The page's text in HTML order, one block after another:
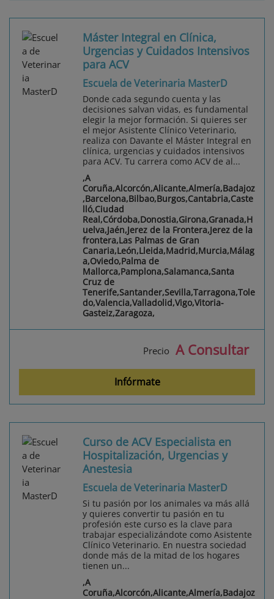
Máster Integral en Clínica,
Urgencias y Cuidados Intensivos
para ACV
Escuela de Veterinaria MasterD
Donde cada segundo cuenta y las
decisiones salvan vidas, es fundamental
elegir la mejor formación. Si quieres ser
el mejor Asistente Clínico Veterinario,
realiza con Davante el Máster Integral en
clínica, urgencias y cuidados intensivos
para ACV. Tu carrera como ACV de al...
,A
Coruña,Alcorcón,Alicante,Almería,Badajoz
,Barcelona,Bilbao,Burgos,Cantabria,Caste
lló,Ciudad
Real,Córdoba,Donostia,Girona,Granada,H
uelva,Jaén,Jerez de la Frontera,Jerez de la
frontera,Las Palmas de Gran
Canaria,León,Lleida,Madrid,Murcia,Málag
a,Oviedo,Palma de
Mallorca,Pamplona,Salamanca,Santa
Cruz de
Tenerife,Santander,Sevilla,Tarragona,Tole
do,Valencia,Valladolid,Vigo,Vitoria-
Gasteiz,Zaragoza,
Precio A Consultar
Infórmate
Curso de ACV Especialista en
Hospitalización, Urgencias y
Anestesia
Escuela de Veterinaria MasterD
Si tu pasión por los animales va más allá
y quieres convertir tu pasión en tu
profesión este curso es la clave para
trabajar especializándote como Asistente
Clínico Veterinario. En nuestra sociedad
donde más de la mitad de los hogares
tienen un...
,A
Coruña,Alcorcón,Alicante,Almería,Badajoz